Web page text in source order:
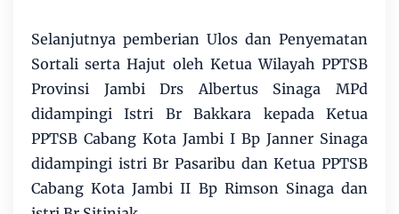
Selanjutnya pemberian Ulos dan Penyematan
Sortali serta Hajut oleh Ketua Wilayah PPTSB
Provinsi Jambi Drs Albertus Sinaga MPd
didampingi Istri Br Bakkara kepada Ketua
PPTSB Cabang Kota Jambi I Bp Janner Sinaga
didampingi istri Br Pasaribu dan Ketua PPTSB
Cabang Kota Jambi II Bp Rimson Sinaga dan